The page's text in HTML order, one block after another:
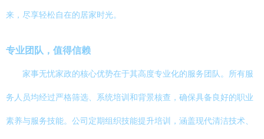
来，尽享轻松自在的居家时光。
专业团队，值得信赖
家事无忧家政的核心优势在于其高度专业化的服务团队。所有服
务人员均经过严格筛选、系统培训和背景核查，确保具备良好的职业
素养与服务技能。公司定期组织技能提升培训，涵盖现代清洁技术、